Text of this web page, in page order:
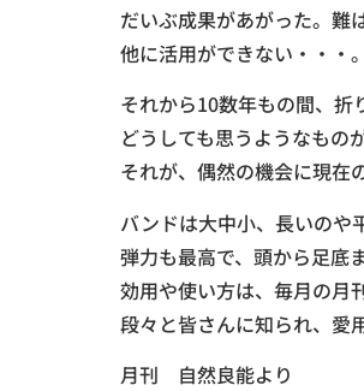
だいぶ成果があがった。難
他に活用ができない・・・。
それから10数年もの間、折
どうしても思うようなもの
それが、偶然の機会に現在
バンドは大中小、長いのや
弾力も最高で、頭から足底
効用や使い方は、毎月の月
段々と皆さんに知られ、愛
月刊 自然良能より